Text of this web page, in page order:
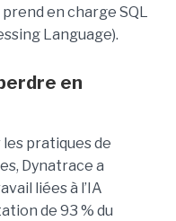
en charge SQL
Language).
en
pratiques de
Dynatrace a
liées à l’IA
de 93 % du